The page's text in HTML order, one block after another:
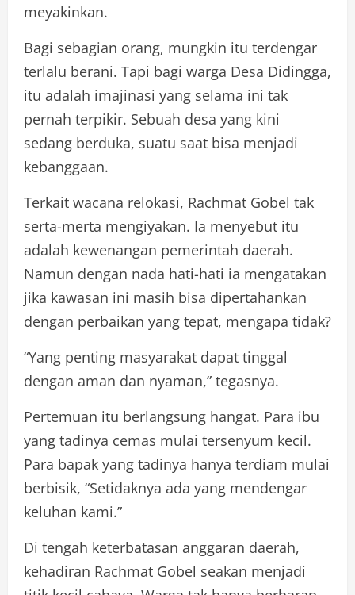
meyakinkan.
Bagi sebagian orang, mungkin itu terdengar
terlalu berani. Tapi bagi warga Desa Didingga,
itu adalah imajinasi yang selama ini tak
pernah terpikir. Sebuah desa yang kini
sedang berduka, suatu saat bisa menjadi
kebanggaan.
Terkait wacana relokasi, Rachmat Gobel tak
serta-merta mengiyakan. Ia menyebut itu
adalah kewenangan pemerintah daerah.
Namun dengan nada hati-hati ia mengatakan
jika kawasan ini masih bisa dipertahankan
dengan perbaikan yang tepat, mengapa tidak?
“Yang penting masyarakat dapat tinggal
dengan aman dan nyaman,” tegasnya.
Pertemuan itu berlangsung hangat. Para ibu
yang tadinya cemas mulai tersenyum kecil.
Para bapak yang tadinya hanya terdiam mulai
berbisik, “Setidaknya ada yang mendengar
keluhan kami.”
Di tengah keterbatasan anggaran daerah,
kehadiran Rachmat Gobel seakan menjadi